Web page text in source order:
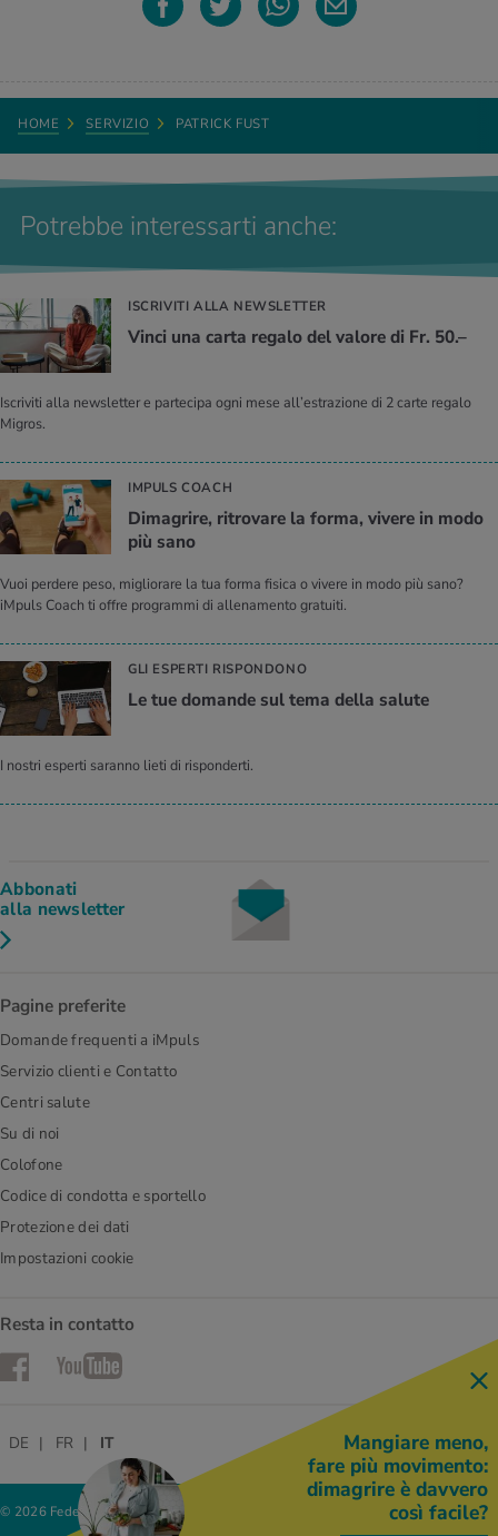
HOME SERVIZIO PATRICK FUST
Potrebbe interessarti anche:
ISCRIVITI ALLA NEWSLETTER
Vinci una carta re­ga­lo del va­lo­re di Fr. 50.–
Iscriviti alla newsletter e partecipa ogni mese all’estrazione di 2 carte regalo
Migros.
IMPULS COACH
Di­ma­gri­re, ri­tro­va­re la forma, vi­ve­re in modo
più sano
Vuoi perdere peso, migliorare la tua forma fisica o vivere in modo più sano?
iMpuls Coach ti offre programmi di allenamento gratuiti.
GLI ESPERTI RISPONDONO
Le tue do­man­de sul tema della sa­lu­te
I nostri esperti saranno lieti di risponderti.
Abbonati
alla newsletter
Pagine preferite
Domande frequenti a iMpuls
Servizio clienti e Contatto
Centri salute
Su di noi
Colofone
Codice di condotta e sportello
Protezione dei dati
Impostazioni cookie
Resta in contatto
FacebookYouTube
© 2026 Federazione delle cooperative Migros
DE FR IT
Mangiare meno,
fare più movimento:
dimagrire è davvero
così facile?